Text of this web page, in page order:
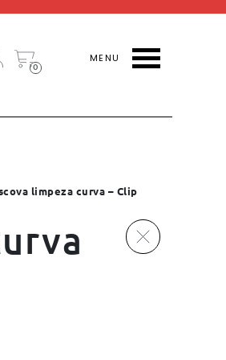
0
limpeza curva – Clip